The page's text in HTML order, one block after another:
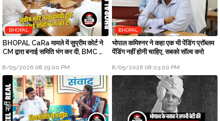
BHOPAL
BHOPAL CaRa मामले में सुप्रीम कोर्ट ने
CM द्वारा बनाई समिति भंग कर दी, BMC को
8/05/2026 08:29:00 PM
BHOPAL
भोपाल कमिश्नर ने कहा एक भी पेंडिंग प्रॉब्लम
पेंडिंग नहीं होनी चाहिए, सबको सॉल्व करो
8/05/2026 08:03:00 PM